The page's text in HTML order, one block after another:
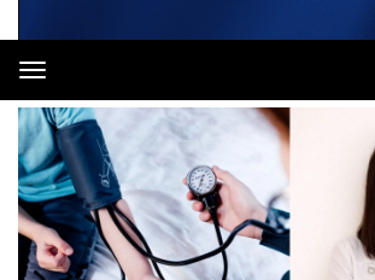
Toggle
navigation